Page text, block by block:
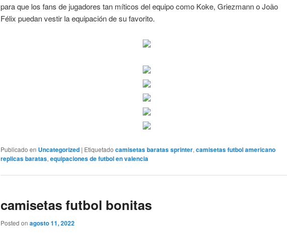
para que los fans de jugadores tan míticos del equipo como Koke, Griezmann o João
Félix puedan vestir la equipación de su favorito.
Publicado en Uncategorized | Etiquetado camisetas baratas sprinter, camisetas futbol americano
replicas baratas, equipaciones de futbol en valencia
camisetas futbol bonitas
Posted on agosto 11, 2022